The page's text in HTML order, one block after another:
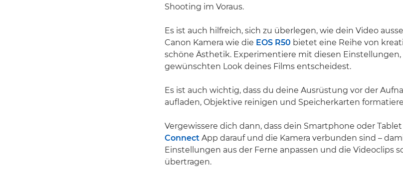
Shooting im Voraus.
Es ist auch hilfreich, sich zu überlegen, wie dein Video
Canon Kamera wie die EOS R50 bietet eine Reihe von
schöne Ästhetik. Experimentiere mit diesen
gewünschten Look deines Films entscheidest.
Es ist auch wichtig, dass du deine Ausrüstung vor der
aufladen, Objektive reinigen und Speicherkarten
Vergewissere dich dann, dass dein Smartphone oder
Connect App darauf und die Kamera verbunden sind –
Einstellungen aus der Ferne anpassen und die Videoclips
übertragen.